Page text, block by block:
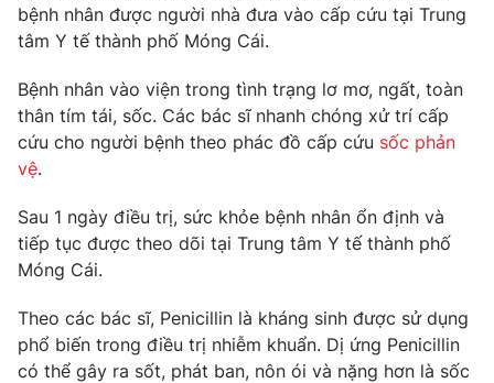
Góc doanh nghiệp
Truyền hình
Hậu trường
Nhân vật
Giải sao mai
Giải trí
Điện ảnh
Âm nhạc
Sao
Đời sống
Làm đẹp
Chất lượng cuộc sống
Giáo dục
Tuyển sinh
Công nghệ
Hitech Công nghệ tương lai
Sản phẩm
Giao lưu trực tuyến
bệnh nhân được người nhà đưa vào cấp cứu tại Trung
tâm Y tế thành phố Móng Cái.
Bệnh nhân vào viện trong tình trạng lơ mơ, ngất, toàn
thân tím tái, sốc. Các bác sĩ nhanh chóng xử trí cấp
cứu cho người bệnh theo phác đồ cấp cứu sốc phản
vệ.
Sau 1 ngày điều trị, sức khỏe bệnh nhân ổn định và
tiếp tục được theo dõi tại Trung tâm Y tế thành phố
Móng Cái.
Theo các bác sĩ, Penicillin là kháng sinh được sử dụng
phổ biến trong điều trị nhiễm khuẩn. Dị ứng Penicillin
có thể gây ra sốt, phát ban, nôn ói và nặng hơn là sốc